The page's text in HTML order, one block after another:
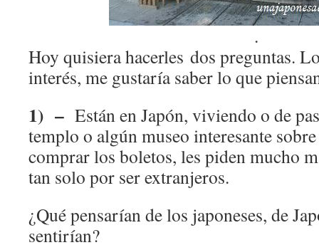
.
Hoy quisiera hacerles dos preguntas.
interés, me gustaría saber lo que
1) – Están en Japón, viviendo o de
templo o algún museo interesante
comprar los boletos, les piden mucho
tan solo por ser extranjeros.
¿Qué pensarían de los japoneses, de
sentirían?